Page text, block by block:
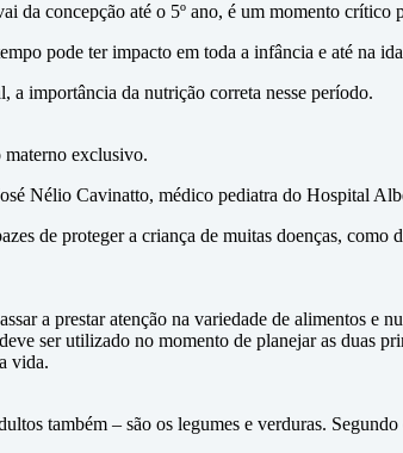
concepção até o 5º ano, é um momento crítico
pode ter impacto em toda a infância e até na
a importância da nutrição correta nesse período.
materno exclusivo.
Nélio Cavinatto, médico pediatra do Hospital
de proteger a criança de muitas doenças,
a prestar atenção na variedade de alimentos e
ser utilizado no momento de planejar as duas
vida.
também – são os legumes e verduras.